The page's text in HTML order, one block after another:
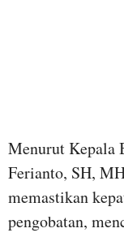
Menurut Kepala
Ferianto, SH,
memastikan
pengobatan,